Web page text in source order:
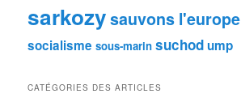
sarkozysauvons l'europe
socialisme sous-marin suchodump
CATÉGORIES DES ARTICLES